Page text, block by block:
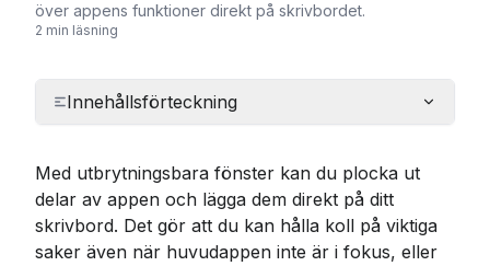
över appens funktioner direkt på skrivbordet.
2 min läsning
Innehållsförteckning
Med utbrytningsbara fönster kan du plocka ut
delar av appen och lägga dem direkt på ditt
skrivbord. Det gör att du kan hålla koll på viktiga
saker även när huvudappen inte är i fokus, eller